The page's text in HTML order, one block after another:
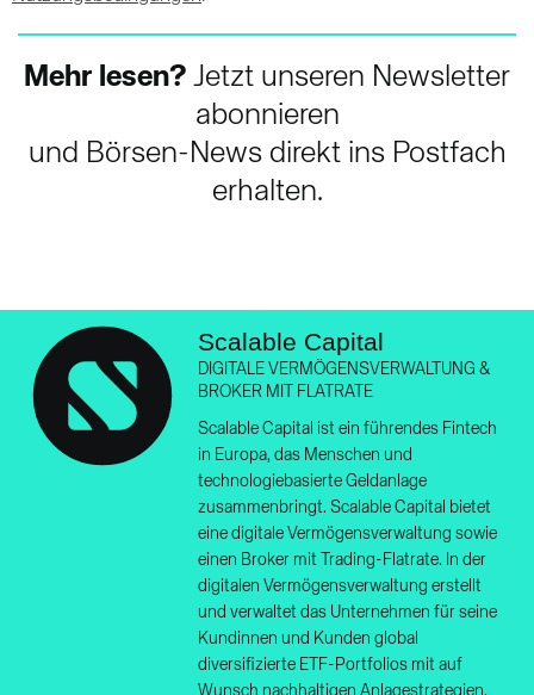
Mehr lesen? Jetzt unseren Newsletter
abonnieren
und Börsen-News direkt ins Postfach
erhalten.
Scalable Capital
DIGITALE VERMÖGENSVERWALTUNG &
BROKER MIT FLATRATE
Scalable Capital ist ein führendes Fintech
in Europa, das Menschen und
technologiebasierte Geldanlage
zusammenbringt. Scalable Capital bietet
eine digitale Vermögensverwaltung sowie
einen Broker mit Trading-Flatrate. In der
digitalen Vermögensverwaltung erstellt
und verwaltet das Unternehmen für seine
Kundinnen und Kunden global
diversifizierte ETF-Portfolios mit auf
Wunsch nachhaltigen Anlagestrategien.